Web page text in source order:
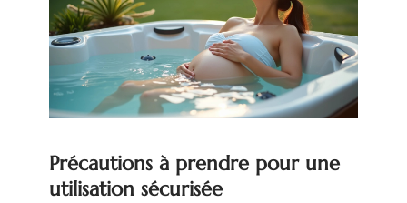
Précautions à prendre pour une
utilisation sécurisée